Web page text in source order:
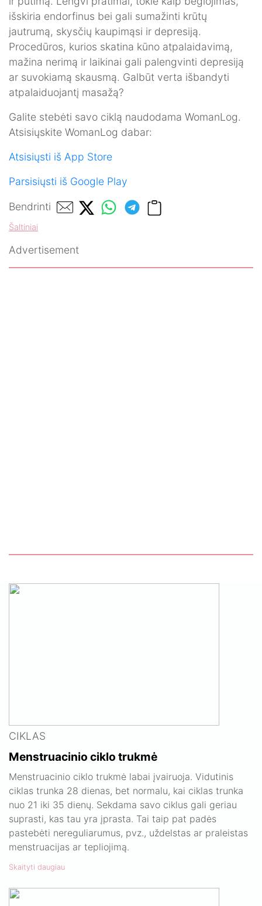
išskiria endorfinus bei gali sumažinti krūtų
jautrumą, skysčių kaupimąsi ir depresiją.
Procedūros, kurios skatina kūno atpalaidavimą,
mažina nerimą ir laikinai gali palengvinti depresiją
ar suvokiamą skausmą. Galbūt verta išbandyti
atpalaiduojantį masažą?
Galite stebėti savo ciklą naudodama WomanLog.
Atsisiųskite WomanLog dabar:
Atsisiųsti iš App Store
Parsisiųsti iš Google Play
Bendrinti
Šaltiniai
Advertisement
CIKLAS
Menstruacinio ciklo trukmė
Menstruacinio ciklo trukmė labai įvairuoja. Vidutinis
ciklas trunka 28 dienas, bet normalu, kai ciklas trunka
nuo 21 iki 35 dienų. Sekdama savo ciklus gali geriau
suprasti, kas tau yra įprasta. Tai taip pat padės
pastebėti nereguliarumus, pvz., uždelstas ar praleistas
menstruacijas ar tepliojimą.
Skaityti daugiau